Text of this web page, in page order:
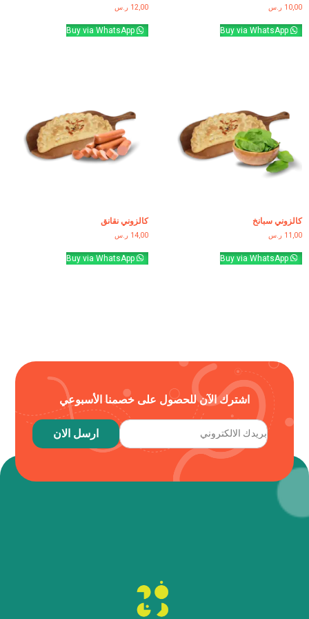
10,00 ر.س
Buy via WhatsApp
12,00 ر.س
Buy via WhatsApp
كالزوني سبانخ
11,00 ر.س
Buy via WhatsApp
كالزوني نقانق
14,00 ر.س
Buy via WhatsApp
اشترك الآن للحصول على خصمنا الأسبوعي
ارسل الان